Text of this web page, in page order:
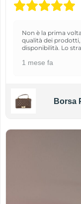
Non è la prima
qualità dei
disponibilità. Lo
1 mese fa
Borsa